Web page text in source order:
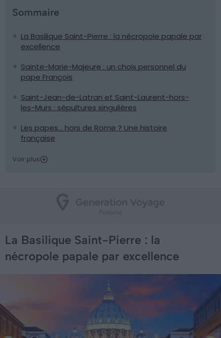
Sommaire
La Basilique Saint-Pierre : la nécropole papale par
excellence
Sainte-Marie-Majeure : un choix personnel du
pape François
Saint-Jean-de-Latran et Saint-Laurent-hors-
les-Murs : sépultures singulières
Les papes… hors de Rome ? Une histoire
française
Voir plus
La Basilique Saint-Pierre : la
nécropole papale par excellence